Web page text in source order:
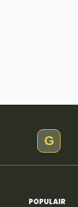
G
POPULAIR